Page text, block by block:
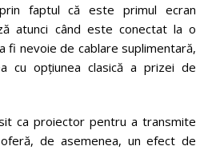
faptul că este primul ecran
atunci când este conectat la o
fi nevoie de cablare suplimentară,
cu opțiunea clasică a prizei de
ca proiector pentru a transmite
de asemenea, un efect de